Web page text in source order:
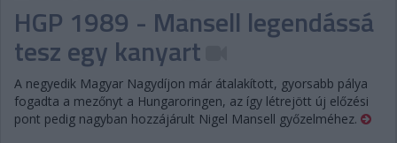
HGP 1989 - Mansell legendássá
tesz egy kanyart
A negyedik Magyar Nagydíjon már átalakított, gyorsabb pálya
fogadta a mezőnyt a Hungaroringen, az így létrejött új előzési
pont pedig nagyban hozzájárult Nigel Mansell győzelméhez.